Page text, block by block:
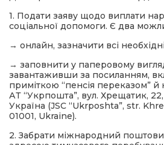
1. Подати заяву щодо виплати
соціальної допомоги. Є два
→ онлайн, зазначити всі
→ заповнити у паперовому
завантаживши за посиланням,
приміткою “пенсія переказом” й
АТ “Укрпошта”, вул. Хрещатик, 22,
Україна (JSC “Ukrposhta”, str.
01001, Ukraine).
2. Забрати міжнародний